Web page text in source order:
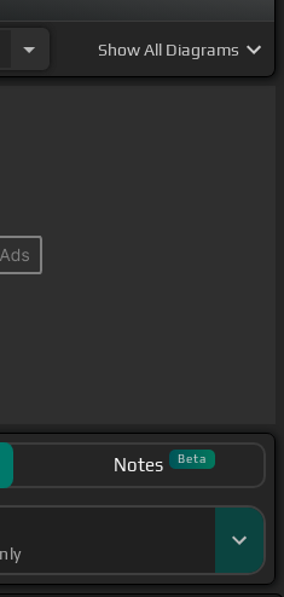
ShowAll Diagrams
Notes Beta